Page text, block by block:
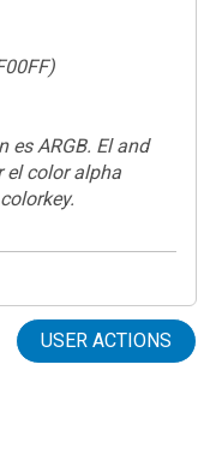
es ARGB. El and
el color alpha
USER ACTIONS